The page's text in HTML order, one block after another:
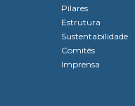
Pilares
Estrutura
Sustentabilidade
Comitês
Imprensa